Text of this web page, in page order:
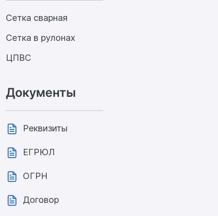
Сетка сварная
Сетка в рулонах
ЦПВС
Документы
Реквизиты
ЕГРЮЛ
ОГРН
Договор